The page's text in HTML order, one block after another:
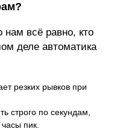
нам всё равно, кто
деле автоматика
резких рывков при
строго по секундам,
пик.